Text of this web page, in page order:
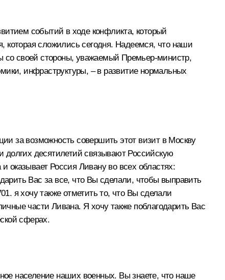
событий в ходе конфликта, который
которая сложились сегодня. Надеемся, что наши
со своей стороны, уважаемый Премьер-министр,
инфраструктуры, – в развитие нормальных
за возможность совершить этот визит в Москву
долгих десятилетий связывают Российскую
оказывает Россия Ливану во всех областях:
Вас за все, что Вы сделали, чтобы выправить
я хочу также отметить то, что Вы сделали
части Ливана. Я хочу также поблагодарить Вас
сферах.
население наших военных. Вы знаете, что наше